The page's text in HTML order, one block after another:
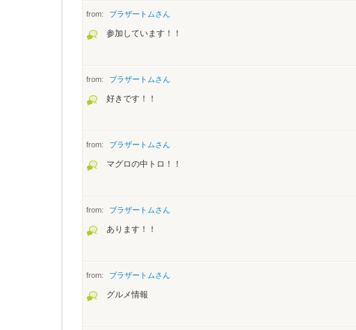
from: ブラザートムさん
参加しています！！
from: ブラザートムさん
好きです！！
from: ブラザートムさん
マグロの中トロ！！
from: ブラザートムさん
あります！！
from: ブラザートムさん
グルメ情報